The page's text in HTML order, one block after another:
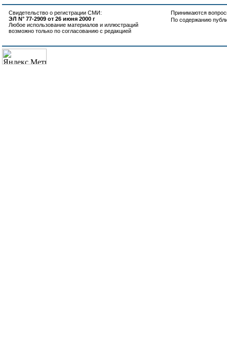
Свидетельство о регистрации СМИ:
ЭЛ N° 77-2909 от 26 июня 2000 г
Любое использование материалов и иллюстраций
возможно только по согласованию с редакцией
Принимаются
По содержанию